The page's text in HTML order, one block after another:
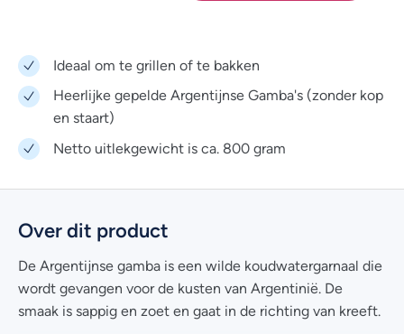
Ideaal om te grillen of te bakken
Heerlijke gepelde Argentijnse Gamba's (zonder kop
en staart)
Netto uitlekgewicht is ca. 800 gram
Over dit product
De Argentijnse gamba is een wilde koudwatergarnaal die
wordt gevangen voor de kusten van Argentinië. De
smaak is sappig en zoet en gaat in de richting van kreeft.